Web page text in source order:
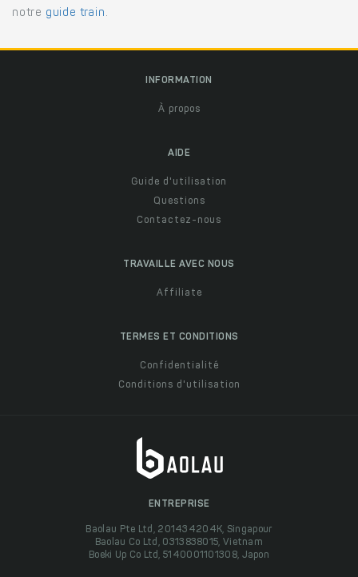
notre guide train .
INFORMATION
À propos
AIDE
Guide d'utilisation
Questions
Contactez-nous
TRAVAILLE AVEC NOUS
Affiliate
TERMES ET CONDITIONS
Confidentialité
Conditions d'utilisation
ENTREPRISE
Baolau Pte Ltd, 201434204K, Singapour
Baolau Co Ltd, 0313838015, Vietnam
Boeki Up Co Ltd, 5140001101308, Japon